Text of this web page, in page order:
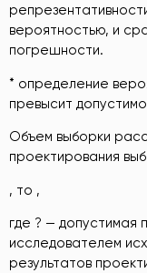
вероятностью, и
погрешности.
* определение
превысит
Объем выборки
проектирования
, то ,
где ? — допустимая
исследователем
результатов